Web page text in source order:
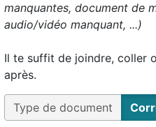
manquantes, document de
audio/vidéo manquant, ...)
Il te suffit de joindre, coller
après.
Type de document